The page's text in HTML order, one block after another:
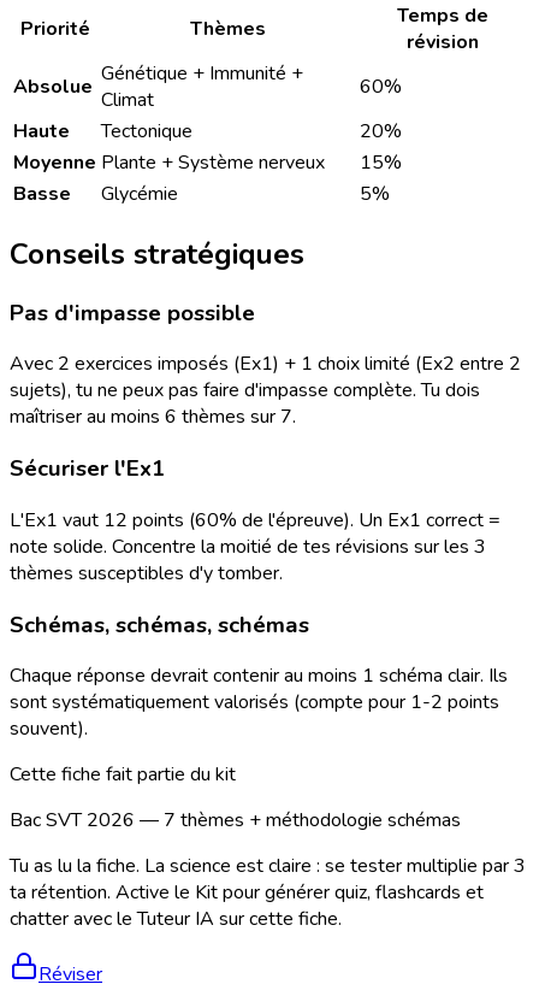
Priorité Thèmes
Temps de
révision
Absolue Génétique + Immunité +
Climat
60%
Haute
Tectonique
20%
Moyenne Plante + Système nerveux
15%
Basse
Glycémie 5%
Conseils stratégiques
Pas d'impasse possible
Avec 2 exercices imposés (Ex1) + 1 choix limité (Ex2 entre 2
sujets), tu ne peux pas faire d'impasse complète. Tu dois
maîtriser au moins 6 thèmes sur 7.
Sécuriser l'Ex1
L'Ex1 vaut 12 points (60% de l'épreuve). Un Ex1 correct =
note solide. Concentre la moitié de tes révisions sur les 3
thèmes susceptibles d'y tomber.
Schémas, schémas, schémas
Chaque réponse devrait contenir au moins 1 schéma clair. Ils
sont systématiquement valorisés (compte pour 1-2 points
souvent).
Cette fiche fait partie du kit
Bac SVT 2026 — 7 thèmes + méthodologie schémas
Tu as lu la fiche. La science est claire : se tester multiplie par 3
ta rétention. Active le Kit pour générer quiz, flashcards et
chatter avec le Tuteur IA sur cette fiche.
Réviser